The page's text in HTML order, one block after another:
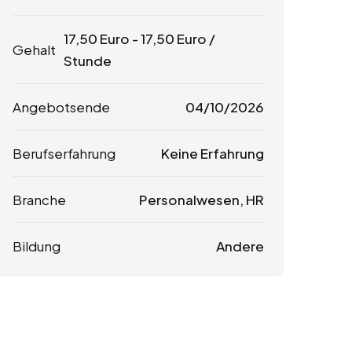
Gehalt
17,50 Euro -17,50 Euro /
Stunde
Angebotsende 04/10/2026
Berufserfahrung Keine Erfahrung
Branche Personalwesen, HR
Bildung Andere